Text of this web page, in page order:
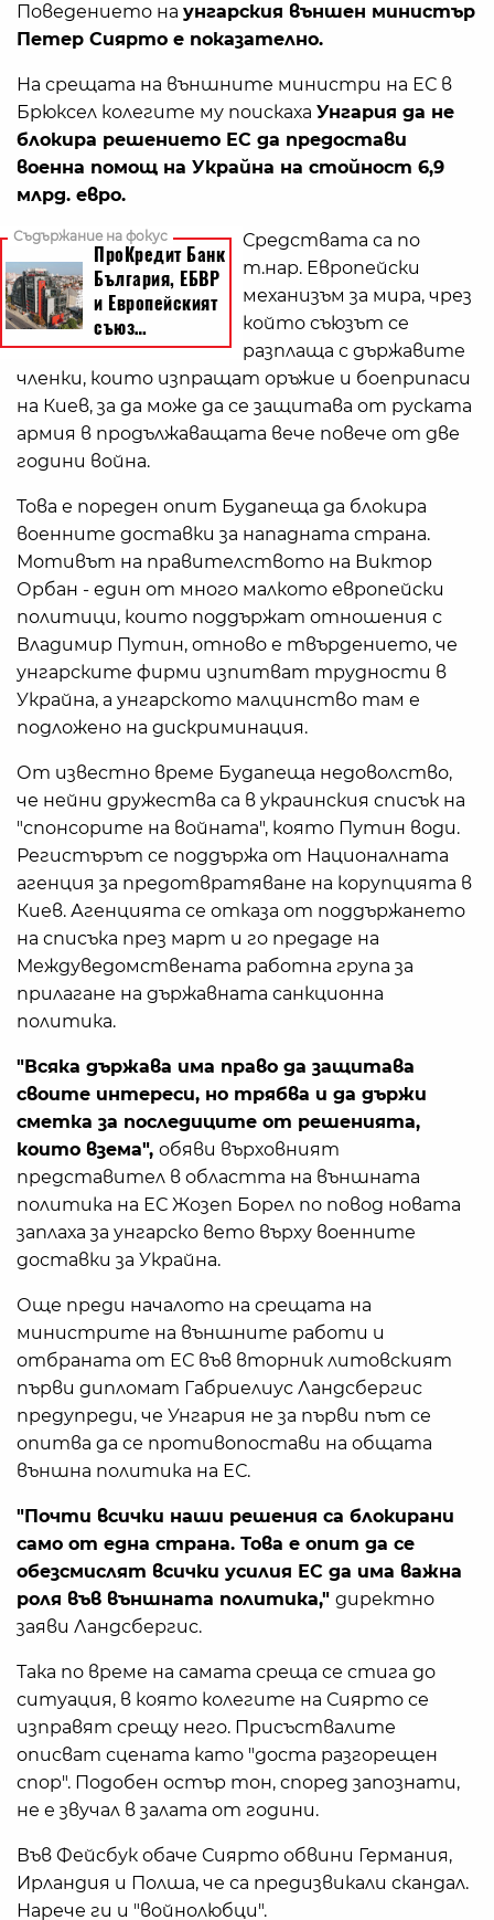
Поведението на унгарския външен министър
Петер Сиярто е показателно.
На срещата на външните министри на ЕС в
Брюксел колегите му поискаха Унгария да не
блокира решението ЕС да предостави
военна помощ на Украйна на стойност 6,9
млрд. евро.
Средствата са по
т.нар. Европейски
механизъм за мира, чрез
който съюзът се
разплаща с държавите
членки, които изпращат оръжие и боеприпаси
на Киев, за да може да се защитава от руската
армия в продължаващата вече повече от две
години война.
Това е пореден опит Будапеща да блокира
военните доставки за нападната страна.
Мотивът на правителството на Виктор
Орбан - един от много малкото европейски
политици, които поддържат отношения с
Владимир Путин, отново е твърдението, че
унгарските фирми изпитват трудности в
Украйна, а унгарското малцинство там е
подложено на дискриминация.
От известно време Будапеща недоволство,
че нейни дружества са в украинския списък на
"спонсорите на войната", която Путин води.
Регистърът се поддържа от Националната
агенция за предотвратяване на корупцията в
Киев. Агенцията се отказа от поддържането
на списъка през март и го предаде на
Междуведомствената работна група за
прилагане на държавната санкционна
политика.
"Всяка държава има право да защитава
своите интереси, но трябва и да държи
сметка за последиците от решенията,
които взема", обяви върховният
представител в областта на външната
политика на ЕС Жозеп Борел по повод новата
заплаха за унгарско вето върху военните
доставки за Украйна.
Още преди началото на срещата на
министрите на външните работи и
отбраната от ЕС във вторник литовският
първи дипломат Габриелиус Ландсбергис
предупреди, че Унгария не за първи път се
опитва да се противопостави на общата
външна политика на ЕС.
"Почти всички наши решения са блокирани
само от една страна. Това е опит да се
обезсмислят всички усилия ЕС да има важна
роля във външната политика," директно
заяви Ландсбергис.
Така по време на самата среща се стига до
ситуация, в която колегите на Сиярто се
изправят срещу него. Присъствалите
описват сцената като "доста разгорещен
спор". Подобен остър тон, според запознати,
не е звучал в залата от години.
Във Фейсбук обаче Сиярто обвини Германия,
Ирландия и Полша, че са предизвикали скандал.
Нарече ги и "войнолюбци".